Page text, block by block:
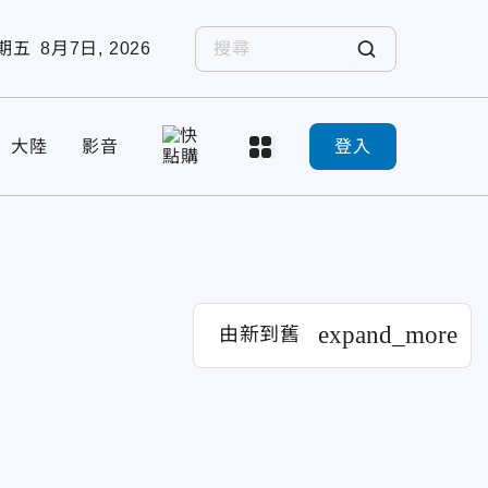
五 8月7日, 2026
大陸 影音 登入
由新到舊 expand_more